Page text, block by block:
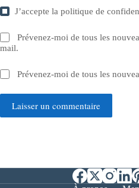
J’accepte lapolitique de
Prévenez-moi de tous les
mail.
Prévenez-moi de tous les
Laisser un commentaire